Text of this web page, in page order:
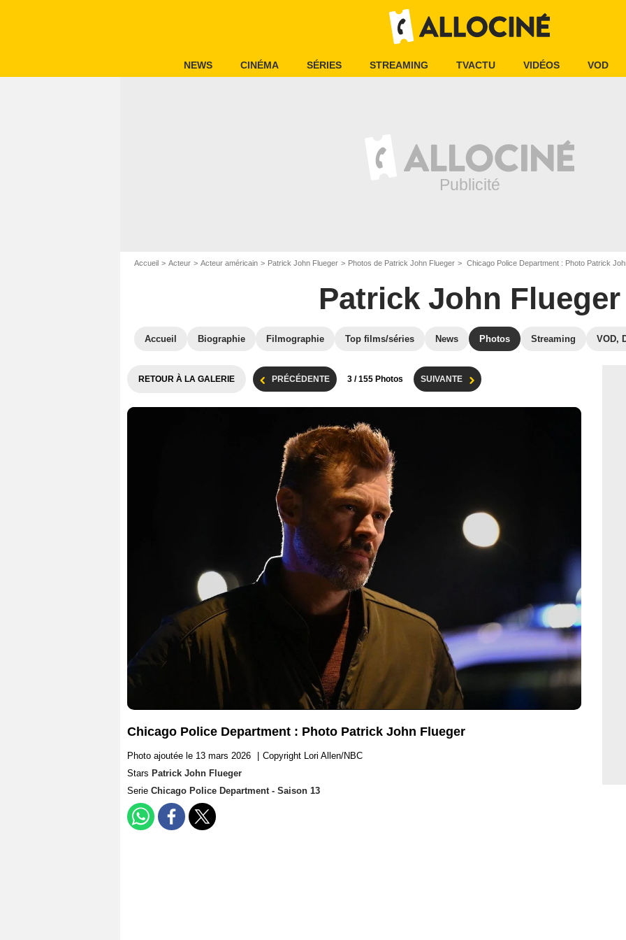
NEWS CINÉMA SÉRIES STREAMING TVACTU VIDÉOS VOD
Accueil Acteur Acteur américain Patrick John Flueger Photos de Patrick John Flueger Chicago Police Department : Photo Patrick
Patrick John Flueger
Accueil Biographie Filmographie Top films/séries News Photos Streaming VOD,
RETOUR À LA GALERIE PRÉCÉDENTE 3 / 155 Photos SUIVANTE
Chicago Police Department : Photo Patrick John Flueger
Photo ajoutée le 13 mars 2026
Copyright Lori Allen/NBC
Stars Patrick John Flueger
Serie Chicago Police Department - Saison 13